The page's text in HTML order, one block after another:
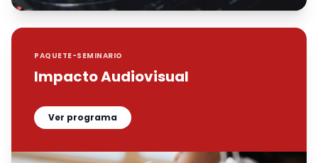
PAQUETE-SEMINARIO
Impacto Audiovisual
Ver programa